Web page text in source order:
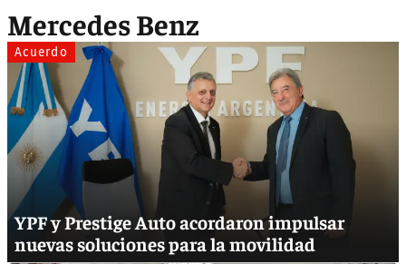
Mercedes Benz
Acuerdo
YPF y Prestige Auto acordaron impulsar
nuevas soluciones para la movilidad